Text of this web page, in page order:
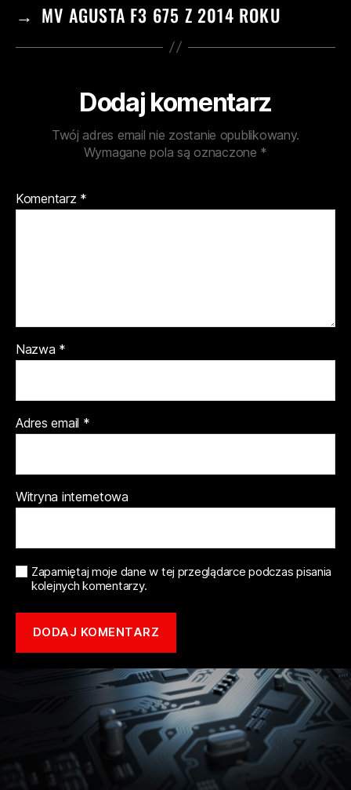
→ MV AGUSTA F3 675 Z 2014 ROKU
Dodaj komentarz
Twój adres email nie zostanie opublikowany.
Wymagane pola są oznaczone *
Komentarz *
Nazwa *
Adres email *
Witryna internetowa
Zapamiętaj moje dane w tej przeglądarce podczas pisania
kolejnych komentarzy.
Copyright © 2021 mototune.com.pl |Polityka prywatności| Stworzone w
ramachatwi.pl